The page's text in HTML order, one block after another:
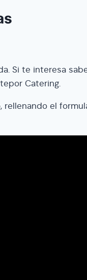
Si te interesa
Catering.
el